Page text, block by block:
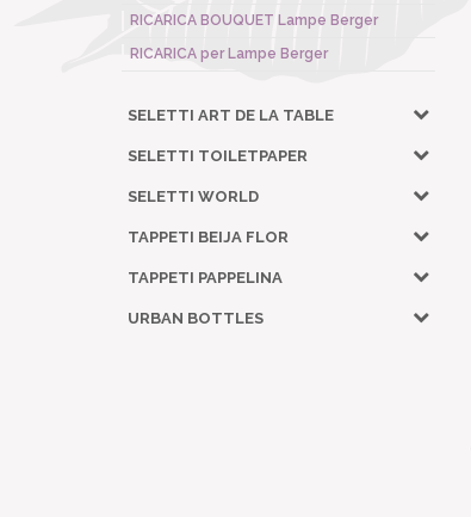
RICARICA BOUQUET Lampe Berger
RICARICA per Lampe Berger
SELETTI ART DE LA TABLE
SELETTI TOILETPAPER
SELETTI WORLD
TAPPETI BEIJA FLOR
TAPPETI PAPPELINA
URBAN BOTTLES